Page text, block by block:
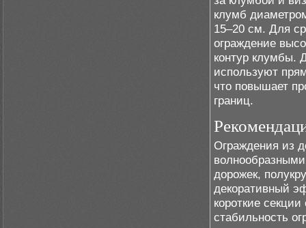
клумб
15–20 см. Для
ограждение
контур клумбы.
используют
что повышает
границ.
Ограждения из
дорожек,
декоративный
короткие
стабильность